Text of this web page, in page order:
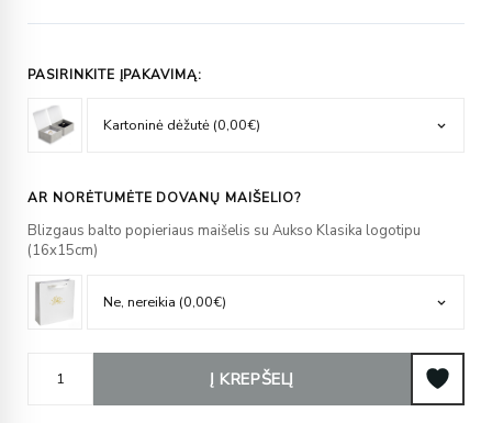
PASIRINKITE ĮPAKAVIMĄ:
AR NORĖTUMĖTE DOVANŲ MAIŠELIO?
Blizgaus balto popieriaus maišelis su Aukso Klasika logotipu
(16x15cm)
Į KREPŠELĮ